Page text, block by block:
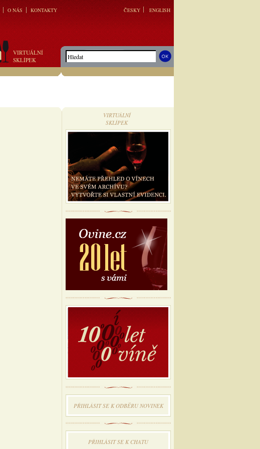
O NÁS KONTAKTY ČESKY ENGLISH
VIRTUÁLNÍ
SKLÍPEK
VIRTUÁLNÍ
SKLÍPEK
PŘIHLÁSIT SE K ODBĔRU NOVINEK
PŘIHLÁSIT SE K CHATU